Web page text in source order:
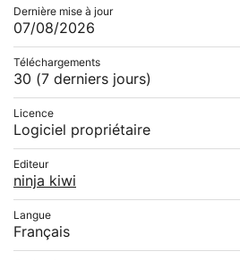
Dernière mise à jour
07/08/2026
Téléchargements
30 (7 derniers jours)
Licence
Logiciel propriétaire
Editeur
ninja kiwi
Langue
Français